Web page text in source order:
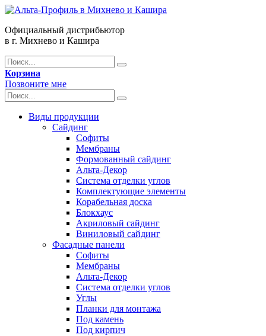
Официальный дистрибьютор
в г. Михнево и Кашира
Корзина
Позвоните мне
Виды продукции
Сайдинг
Софиты
Мембраны
Формованный сайдинг
Альта-Декор
Система отделки углов
Комплектующие элементы
Корабельная доска
Блокхаус
Акриловый сайдинг
Виниловый сайдинг
Фасадные панели
Софиты
Мембраны
Альта-Декор
Система отделки углов
Углы
Планки для монтажа
Под камень
Под кирпич